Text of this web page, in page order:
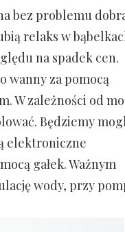
bez problemu
relaks w
na spadek cen.
wanny za pomocą
W zależności od
Będziemy
elektroniczne
gałek. Ważnym
wody, przy